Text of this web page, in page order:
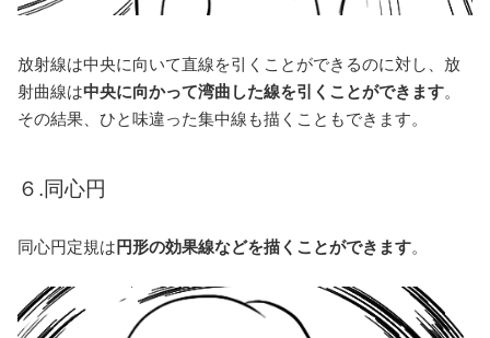
放射線は中央に向いて直線を引くことができるのに対し、放
射曲線は中央に向かって湾曲した線を引くことができます。
その結果、ひと味違った集中線も描くこともできます。
６.同心円
同心円定規は 円形の効果線などを描くことができます。